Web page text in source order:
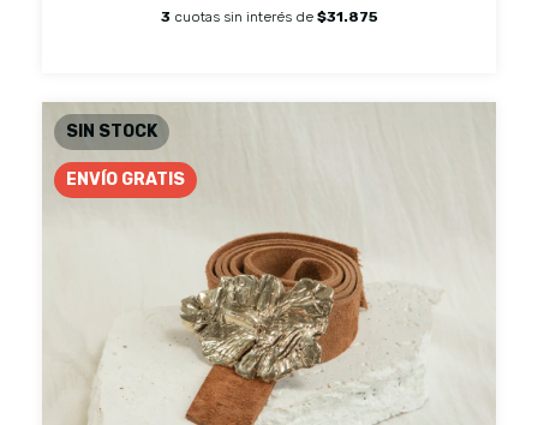
3 cuotas sin interés de $31.875
SIN STOCK
ENVÍO GRATIS